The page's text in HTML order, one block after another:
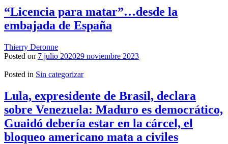
“Licencia para matar”…desde la
embajada de España
Thierry Deronne
Posted on 7 julio 202029 noviembre 2023
Posted in Sin categorizar
Lula, expresidente de Brasil, declara
sobre Venezuela: Maduro es democrático,
Guaidó debería estar en la cárcel, el
bloqueo americano mata a civiles